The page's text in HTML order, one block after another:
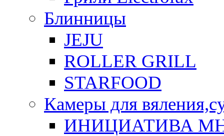
Блинницы
JEJU
ROLLER GRILL
STARFOOD
Камеры для
ИНИЦИАТИВА